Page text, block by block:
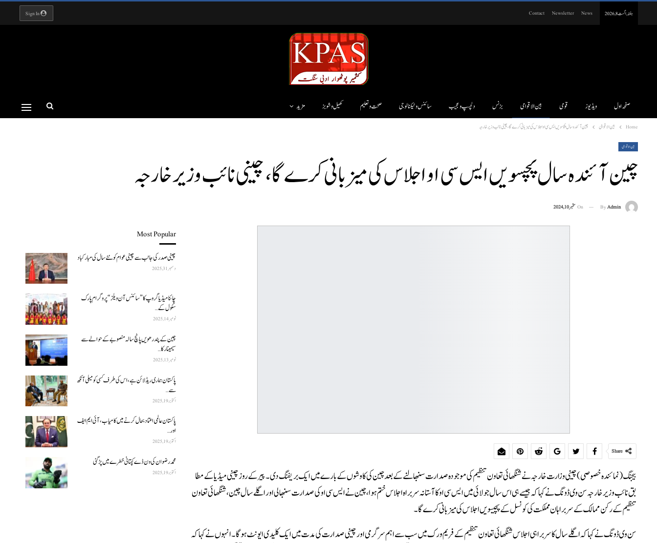
Sign In ہفتہ, اگست 8, 2026 News
Newsletter
Contact
صفحہ اول ویڈیوز قومی بین الاقوامی بزنس دلچسپ و عجیب سائنس وٹیکنالوجی صحت و تعلیم کھیل و شوبز مزید
Home بین الاقوامی چین آ ئند ہ سال پچسویں ایس سی او اجلاس کی میزبانی کرے گا، چینی نا ئب وزیر خا رجہ
بین الاقوامی
چین آ ئند ہ سال پچسویں ایس سی او اجلاس کی میزبانی کرے گا، چینی نا ئب وزیر خا رجہ
ByAdmin
On ستمبر 10, 2024
Share
بیجنگ (نمائندہ خصوصی) چینی وزارت خارجہ نے شنگھائی تعاون تنظیم کی موجودہ صدارت سنبھالنے کے بعد چین کی کاوشوں کے بارے میں ایک بریفنگ دی ۔پیر کے روز چینی میڈ یا کے مطا
بق نائب وزیر خارجہ سن وی ڈونگ نے کہا کہ جیسے ہی اس سال جولائی میں ایس سی او کا آستانہ سربراہ اجلاس ختم ہوا، چین نے ایس سی او کی صدارت سنبھالی اور اگلے سال چین،شنگھائی تعاون
تنظیم کے رکن ممالک کے سربراہان مملکت کی کونسل کے پچیسویں اجلاس کی میزبانی کرے گا۔
سن وی ڈونگ نے کہا کہ اگلے سال کا سربراہی اجلاس شنگھائی تعاون تنظیم کے فریم ورک میں سب سے اہم سرگرمی اور چینی صدارت کی مدت میں ایک کلیدی ایونٹ ہوگا۔ انہوں نے کہا کہ
Most Popular
چینی صدر کی جانب سے چینی عوام کو نئے سال کی مبارکباد
دسمبر 31, 2025
چائنا میڈیا گروپ کا ”سائنس آن ویلز“ پروگرام پارک
سکول کے…
نومبر 14, 2025
چین کے پندرھویں پانچ سالہ منصوبے کے حوالے سے
سیمینار کا…
نومبر 13, 2025
پاکستان ہماری ریڈ لائن ہے، اس کی طرف کسی کو میلی آنکھ
سے…
اکتوبر 19, 2025
پاکستان عالمی اعتماد بحال کرنے میں کامیاب، آئی ایم ایف
اور…
اکتوبر 19, 2025
محمد رضوان کی ون ڈے کپتانی خطرے میں پڑ گئی
اکتوبر 19, 2025